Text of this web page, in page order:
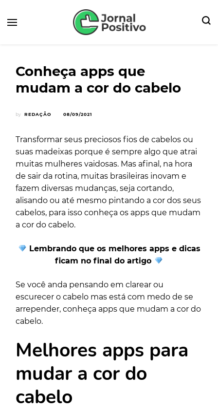
Conheça apps que
mudam a cor do cabelo
by REDAÇÃO 08/09/2021
Transformar seus preciosos fios de cabelos ou
suas madeixas porque é sempre algo que atrai
muitas mulheres vaidosas. Mas afinal, na hora
de sair da rotina, muitas brasileiras inovam e
fazem diversas mudanças, seja cortando,
alisando ou até mesmo pintando a cor dos seus
cabelos, para isso conheça os apps que mudam
a cor do cabelo.
Lembrando que os melhores apps e dicas
ficam no final do artigo
Se você anda pensando em clarear ou
escurecer o cabelo mas está com medo de se
arrepender, conheça apps que mudam a cor do
cabelo.
Melhores apps para
mudar a cor do
cabelo